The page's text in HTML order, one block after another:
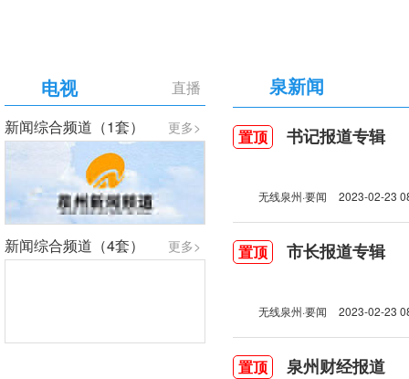
直播
电视
更多>
新闻综合频道（1套）
更多>
新闻综合频道（4套）
泉新闻
置顶 书记报道专辑
无线泉州·要闻 2023-02-23
置顶 市长报道专辑
无线泉州·要闻 2023-02-23
置顶 泉州财经报道